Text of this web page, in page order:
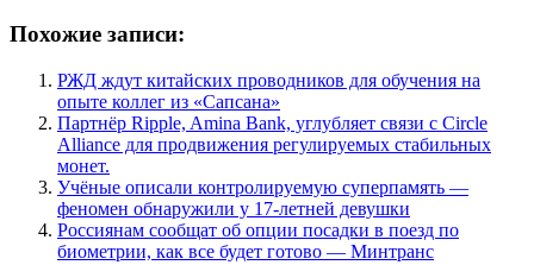
Похожие записи:
РЖД ждут китайских проводников для обучения на
опыте коллег из «Сапсана»
Партнёр Ripple, Amina Bank, углубляет связи с Circle
Alliance для продвижения регулируемых стабильных
монет.
Учёные описали контролируемую суперпамять —
феномен обнаружили у 17-летней девушки
Россиянам сообщат об опции посадки в поезд по
биометрии, как все будет готово — Минтранс